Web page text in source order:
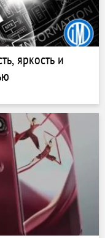
яркость и